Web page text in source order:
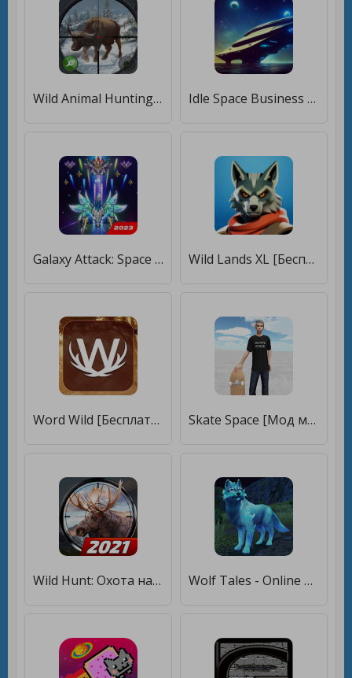
Wild Animal Hunting Gun Games [Много денег] Idle Space Business Tycoon [Мод меню]
Galaxy Attack: Space Shooter [Мод меню] Wild Lands XL [Бесплатные покупки]
Word Wild [Бесплатные покупки] Skate Space [Мод меню]
Wild Hunt: Охота на животных [Мод меню] Wolf Tales - Online Wild Animal Sim [Мод меню]